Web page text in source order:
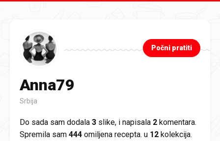
Anna79
Srbija
Počni pratiti
Do sada sam dodala 3 slike, i napisala 2 komentara.
Spremila sam 444 omiljena recepta. u 12 kolekcija.